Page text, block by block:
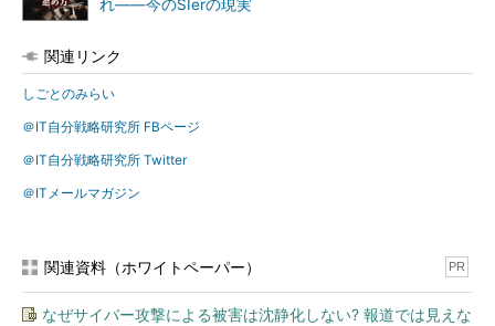
れ――今のSIerの現実
関連リンク
しごとのみらい
＠IT自分戦略研究所 FBページ
＠IT自分戦略研究所 Twitter
＠ITメールマガジン
関連資料（ホワイトペーパー） PR
なぜサイバー攻撃による被害は沈静化しない? 報道では見えな